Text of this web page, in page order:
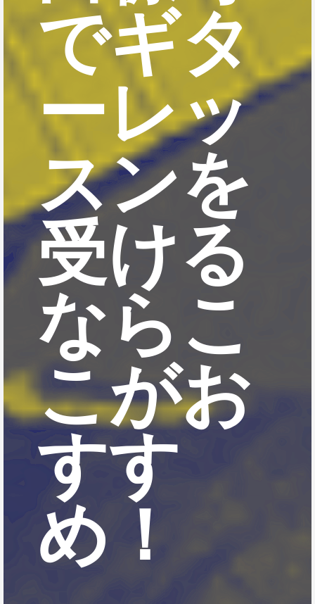
でギタ
ーレッ
スンを
受ける
ならこ
こがお
すす
め！